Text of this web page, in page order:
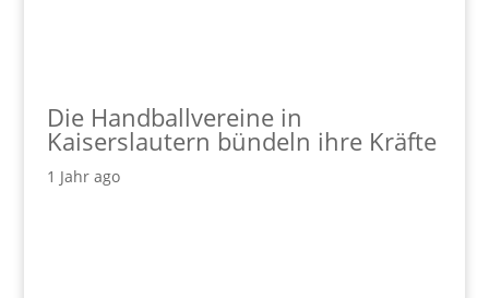
Die Handballvereine in
Kaiserslautern bündeln ihre Kräfte
1 Jahr ago